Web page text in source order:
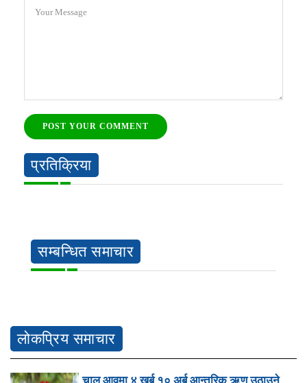
Your Message
POST YOUR COMMENT
प्रतिक्रिया
सम्बन्धित समाचार
लोकप्रिय समाचार